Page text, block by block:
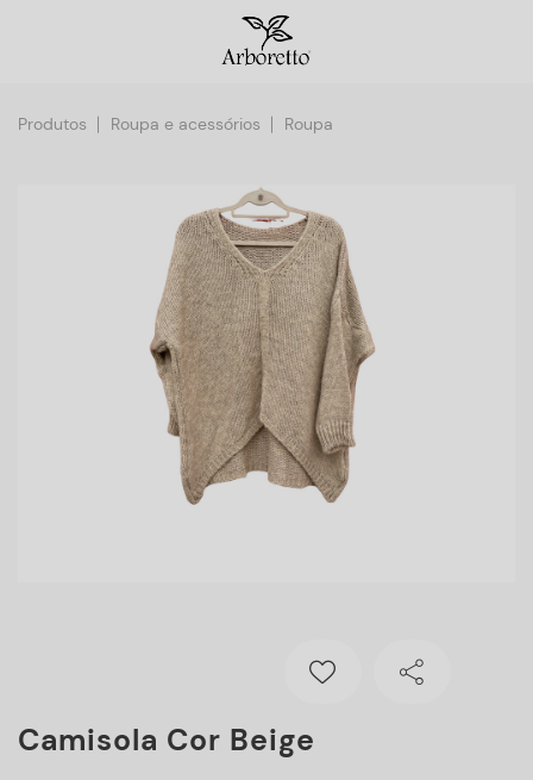
Produtos Roupa e acessórios Roupa
Camisola Cor Beige